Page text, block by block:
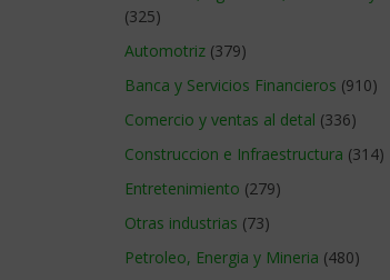
(325)
Automotriz (379)
Banca y Servicios Financieros (910)
Comercio y ventas al detal (336)
Construccion e Infraestructura (314)
Entretenimiento (279)
Otras industrias (73)
Petroleo, Energia y Mineria (480)